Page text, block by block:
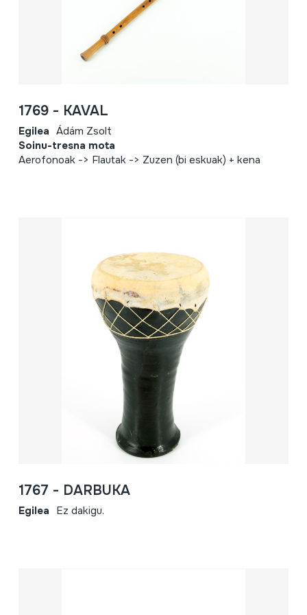
1769 - KAVAL
Egilea Ádám Zsolt
Soinu-tresna mota
Aerofonoak -> Flautak -> Zuzen (bi eskuak) + kena
1767 - DARBUKA
Egilea Ez dakigu.